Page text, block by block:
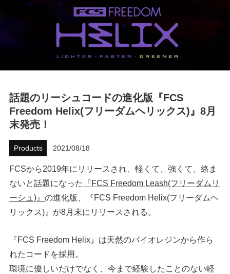
話題のリーシュコードの進化版『FCS
Freedom Helix(フリーダムヘリックス)』8月
末発売！
Products 2021/08/18
FCSから2019年にリリースされ、軽くて、強くて、絡ま
ないと話題になった
『FCS Freedom Leash(フリーダムリ
ーシュ)』の進化版、『FCS Freedom Helix(フリーダムヘ
リックス)』が8月末にリリースされる。
『FCS Freedom Helix』は天然のバイオレジンから作ら
れたコードを採用。
環境に優しいだけでなく、今まで経験したことのない軽
ホリデースタイル
ウェストジャパン
イベント・リリース